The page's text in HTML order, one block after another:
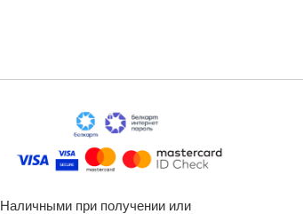
Наличными при получении или